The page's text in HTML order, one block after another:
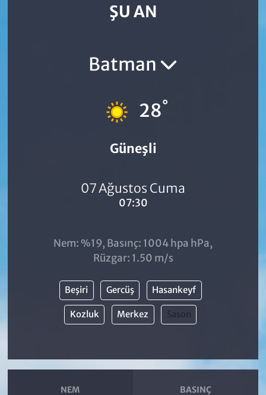
ŞU AN
Batman
28°
Güneşli
07 Ağustos Cuma
07:30
Nem: %19, Basınç: 1004 hpa hPa,
Rüzgar: 1.50 m/s
Beşiri Gercüş Hasankeyf
Kozluk Merkez Sason
NEM BASINÇ